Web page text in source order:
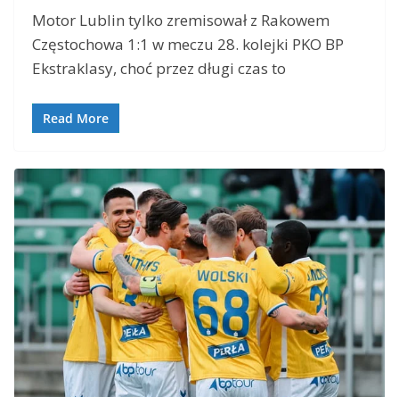
Motor Lublin tylko zremisował z Rakowem
Częstochowa 1:1 w meczu 28. kolejki PKO BP
Ekstraklasy, choć przez długi czas to
Read More